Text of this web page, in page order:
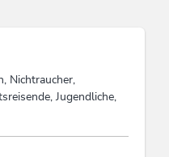
Nichtraucher,
Jugendliche,